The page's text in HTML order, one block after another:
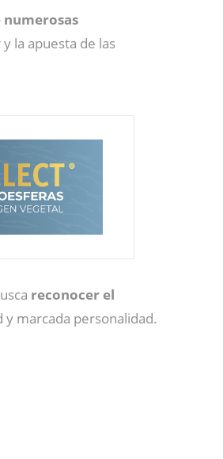
numerosas
la apuesta de las
reconocer el
y marcada personalidad.